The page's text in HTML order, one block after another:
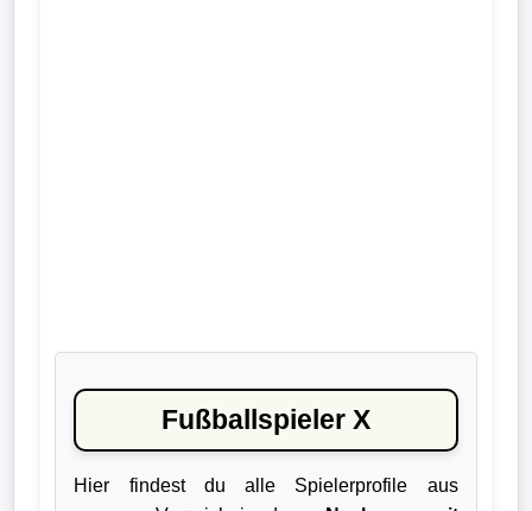
Nationalmannschaft
Fußballspieler X
Hier findest du alle Spielerprofile aus